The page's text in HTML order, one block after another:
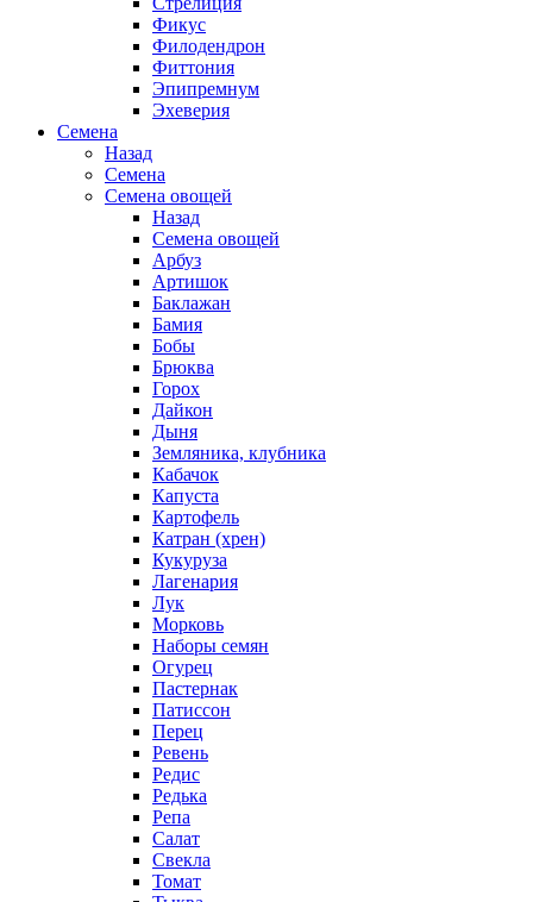
Фикус
Филодендрон
Фиттония
Эпипремнум
Эхеверия
Семена
Назад
Семена
Семена овощей
Назад
Семена овощей
Арбуз
Артишок
Баклажан
Бамия
Бобы
Брюква
Горох
Дайкон
Дыня
Земляника, клубника
Кабачок
Капуста
Картофель
Катран (хрен)
Кукуруза
Лагенария
Лук
Морковь
Наборы семян
Огурец
Пастернак
Патиссон
Перец
Ревень
Редис
Редька
Репа
Салат
Свекла
Томат